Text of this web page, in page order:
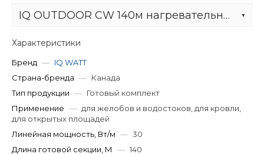
IQ OUTDOOR CW 140м нагревательная секция
Характеристики
Бренд — IQ WATT
Страна-бренда — Канада
Тип продукции — Готовый комплект
Применение — для желобов и водостоков, для кровли,
для открытых площадей
Линейная мощность, Вт/м — 30
Длина готовой секции, М
— 140